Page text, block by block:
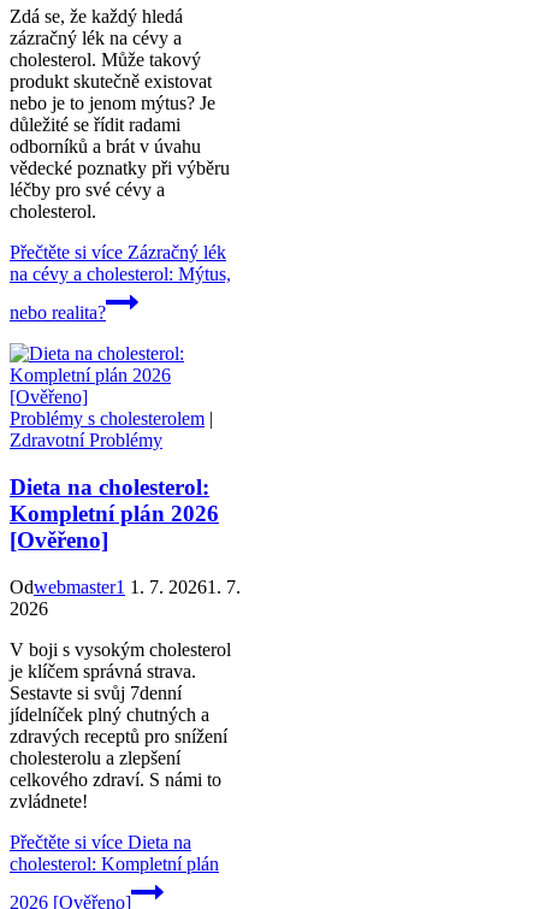
Zdá se, že každý hledá
zázračný lék na cévy a
cholesterol. Může takový
produkt skutečně existovat
nebo je to jenom mýtus? Je
důležité se řídit radami
odborníků a brát v úvahu
vědecké poznatky při výběru
léčby pro své cévy a
cholesterol.
Přečtěte si více Zázračný lék
na cévy a cholesterol: Mýtus,
nebo realita?
Problémy s cholesterolem |
Zdravotní Problémy
Dieta na cholesterol:
Kompletní plán 2026
[Ověřeno]
Odwebmaster1 1. 7. 20261. 7.
2026
V boji s vysokým cholesterol
je klíčem správná strava.
Sestavte si svůj 7denní
jídelníček plný chutných a
zdravých receptů pro snížení
cholesterolu a zlepšení
celkového zdraví. S námi to
zvládnete!
Přečtěte si více Dieta na
cholesterol: Kompletní plán
2026 [Ověřeno]